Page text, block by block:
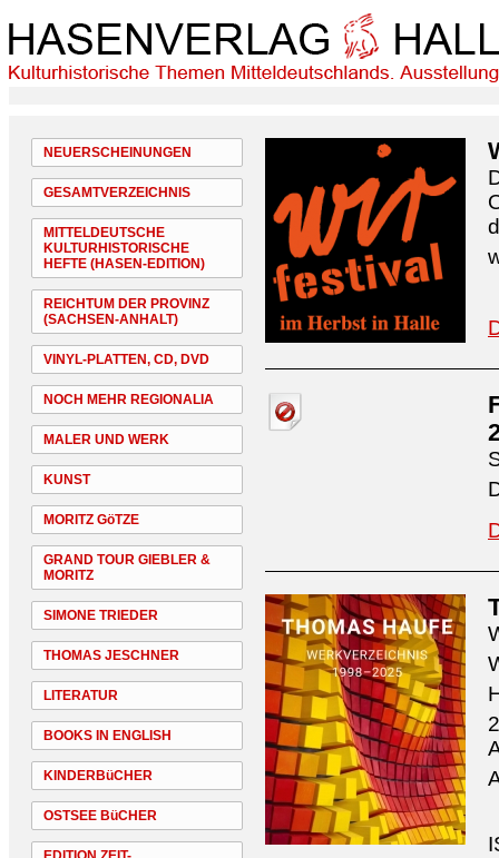
NEUERSCHEINUNGEN
GESAMTVERZEICHNIS
MITTELDEUTSCHE
KULTURHISTORISCHE
HEFTE (HASEN-EDITION)
REICHTUM DER PROVINZ
(SACHSEN-ANHALT)
VINYL-PLATTEN, CD, DVD
NOCH MEHR REGIONALIA
MALER UND WERK
KUNST
MORITZ GöTZE
GRAND TOUR GIEBLER &
MORITZ
SIMONE TRIEDER
THOMAS JESCHNER
LITERATUR
BOOKS IN ENGLISH
KINDERBüCHER
OSTSEE BüCHER